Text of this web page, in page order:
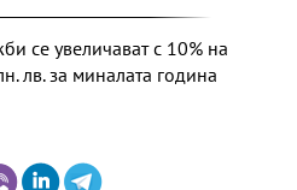
се увеличават с 10% на
лв. за миналата година